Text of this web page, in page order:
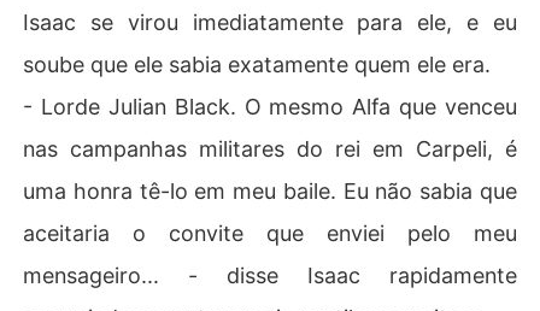
Isaac se virou imediatamente para ele, e eu
soube que ele sabia exatamente quem ele era.
- Lorde Julian Black. O mesmo Alfa que venceu
nas campanhas militares do rei em Carpeli, é
uma honra tê-lo em meu baile. Eu não sabia que
aceitaria o convite que enviei pelo meu
mensageiro... - disse Isaac rapidamente